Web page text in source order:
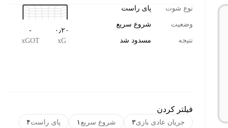
نوع شوت پای راست
وضعیت شروع سریع
نتیجه مسدود شد
۰٫۲۰
xG
-
xGOT
فیلتر کردن
جریان عادی بازی۳ شروع سریع ۱ پای راست۴